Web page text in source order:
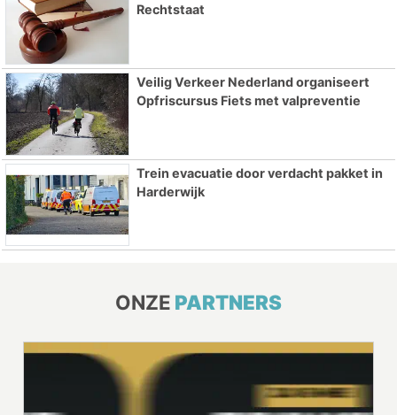
Rechtstaat
Veilig Verkeer Nederland organiseert
Opfriscursus Fiets met valpreventie
Trein evacuatie door verdacht pakket in
Harderwijk
ONZE PARTNERS